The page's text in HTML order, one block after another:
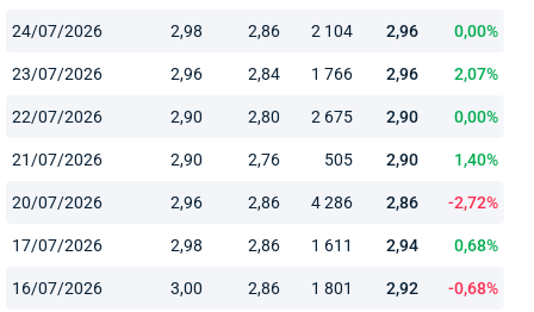
24/07/2026 2,98 2,86 2 104 2,96 0,00%
23/07/2026 2,96 2,84 1 766 2,96 2,07%
22/07/2026 2,90 2,80 2 675 2,90 0,00%
21/07/2026 2,90 2,76 505 2,90 1,40%
20/07/2026 2,96 2,86 4 286 2,86 -2,72%
17/07/2026 2,98 2,86 1 611 2,94 0,68%
16/07/2026 3,00 2,86 1 801 2,92 -0,68%